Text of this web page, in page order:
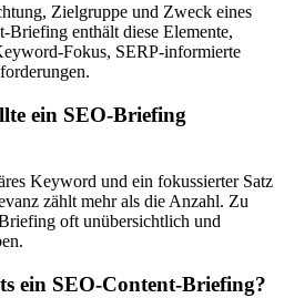
Zielgruppe und Zweck eines
Briefing enthält diese Elemente,
Fokus, SERP-informierte
ein SEO-Briefing
Keyword und ein fokussierter Satz
zählt mehr als die Anzahl. Zu
oft unübersichtlich und
ein SEO-Content-Briefing?